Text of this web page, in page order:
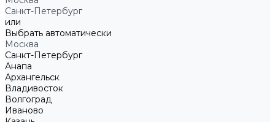
Санкт-Петербург
или
Выбрать автоматически
Москва
Санкт-Петербург
Анапа
Архангельск
Владивосток
Волгоград
Иваново